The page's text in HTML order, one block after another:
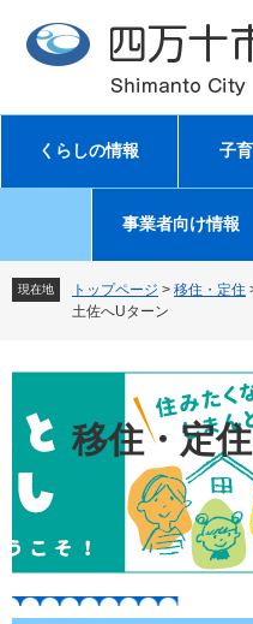
先
す
を
し
文
くらしの情報 子
事業者向け情報
現在地 トップページ > 移住・定住
土佐へUターン
移住・定住